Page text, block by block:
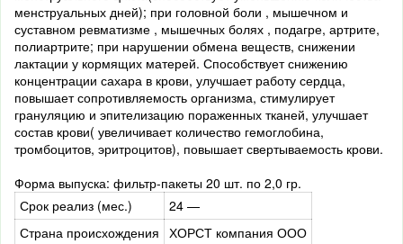
менструальных дней); при головной боли , мышечном и
суставном ревматизме , мышечных болях , подагре, артрите,
полиартрите; при нарушении обмена веществ, снижении
лактации у кормящих матерей. Способствует снижению
концентрации сахара в крови, улучшает работу сердца,
повышает сопротивляемость организма, стимулирует
грануляцию и эпителизацию пораженных тканей, улучшает
состав крови( увеличивает количество гемоглобина,
тромбоцитов, эритроцитов), повышает свертываемость крови.
Форма выпуска: фильтр-пакеты 20 шт. по 2,0 гр.
Срок реализ (мес.)
24 —
Страна происхождения ХОРСТ компания ООО